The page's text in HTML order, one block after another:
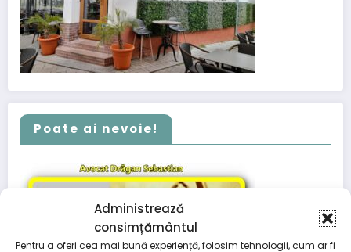
Administrează
consimțământul
Pentru a oferi cea mai bună experiență, folosim tehnologii, cum ar fi
Poate ai nevoie!